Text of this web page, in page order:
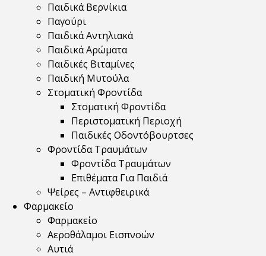
Παιδικά Βερνίκια
Παγούρι
Παιδικά Αντηλιακά
Παιδικά Αρώματα
Παιδικές Βιταμίνες
Παιδική Μυτούλα
Στοματική Φροντίδα
Στοματική Φροντίδα
Περιστοματική Περιοχή
Παιδικές Οδοντόβουρτσες
Φροντίδα Τραυμάτων
Φροντίδα Τραυμάτων
Επιθέματα Για Παιδιά
Ψείρες – Αντιφθειρικά
Φαρμακείο
Φαρμακείο
Αεροθάλαμοι Εισπνοών
Αυτιά